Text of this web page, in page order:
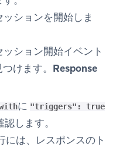
ションを開始しま
ッション開始イベント
けます。 Response
に "triggers": true
します。
には、レスポンスのト